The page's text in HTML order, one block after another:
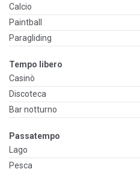
Calcio
Paintball
Paragliding
Tempo libero
Casinò
Discoteca
Bar notturno
Passatempo
Lago
Pesca